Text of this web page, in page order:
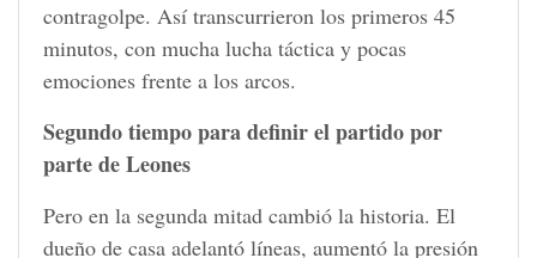
contragolpe. Así transcurrieron los primeros 45
minutos, con mucha lucha táctica y pocas
emociones frente a los arcos.
Segundo tiempo para definir el partido por
parte de Leones
Pero en la segunda mitad cambió la historia. El
dueño de casa adelantó líneas, aumentó la presión